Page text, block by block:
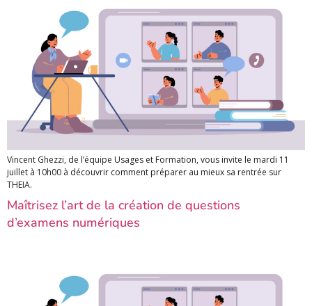
Vincent Ghezzi, de l’équipe Usages et Formation, vous invite le mardi 11
juillet à 10h00 à découvrir comment préparer au mieux sa rentrée sur
THEIA.
Maîtrisez l’art de la création de questions
d’examens numériques